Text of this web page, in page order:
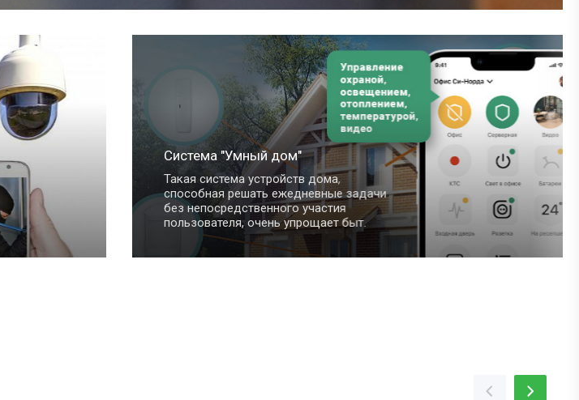
Система "Умный дом"
Такая система устройств дома,
способная решать ежедневные задачи
без непосредственного участия
пользователя, очень упрощает быт.